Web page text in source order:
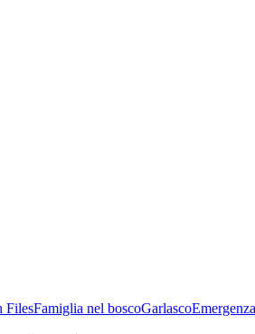
FilesFamiglia nel boscoGarlasco